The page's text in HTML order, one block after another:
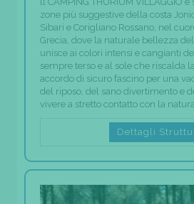
zone più suggestive della costa
Sibari e Corigliano Rossano, nel
Grecia, dove la naturale bellezza
unisce ai colori intensi e cangianti
sempre terso e al sole che riscalda
accordo di sicuro fascino per una
del riposo, del sano divertimento e
vivere a stretto contatto con la natura.
Dettagli